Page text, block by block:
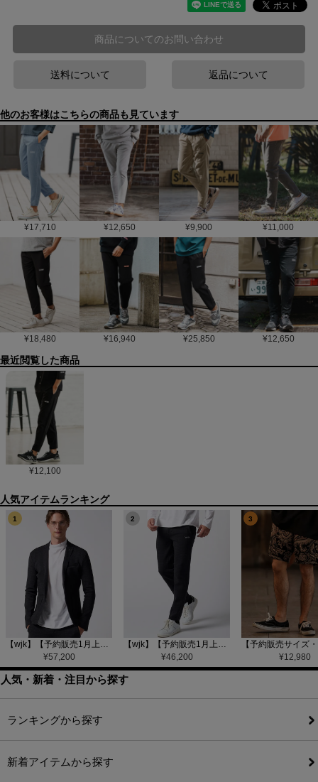
商品についてのお問い合わせ
送料について 返品について
他のお客様はこちらの商品も見ています
¥17,710 ¥12,650 ¥9,900 ¥11,000
¥18,480 ¥16,940 ¥25,850 ¥12,650
最近閲覧した商品
¥12,100
1
【wjk】【予約販売1月上旬～中旬入荷】function knit jacket(jacquard check) ニットジャケット(207 mw08j)
¥57,200
2
【wjk】【予約販売1月上旬～中旬入荷】function knit easy slacks(jacquard check) ニットイージーパンツ(504 mw08j)
¥46,200
3
¥12,980
人気・新着・注目から探す
ランキングから探す
新着アイテムから探す